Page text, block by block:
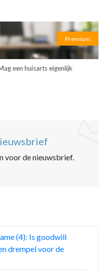
Premium
een huisarts eigenlijk
voor de nieuwsbrief.
(4): Is goodwill
drempel voor de